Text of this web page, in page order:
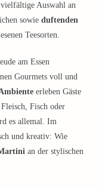
Auswahl an
sowie duftenden
Teesorten.
am Essen
Gourmets voll und
erleben Gäste
Fisch oder
es allemal. Im
und kreativ: Wie
an der stylischen